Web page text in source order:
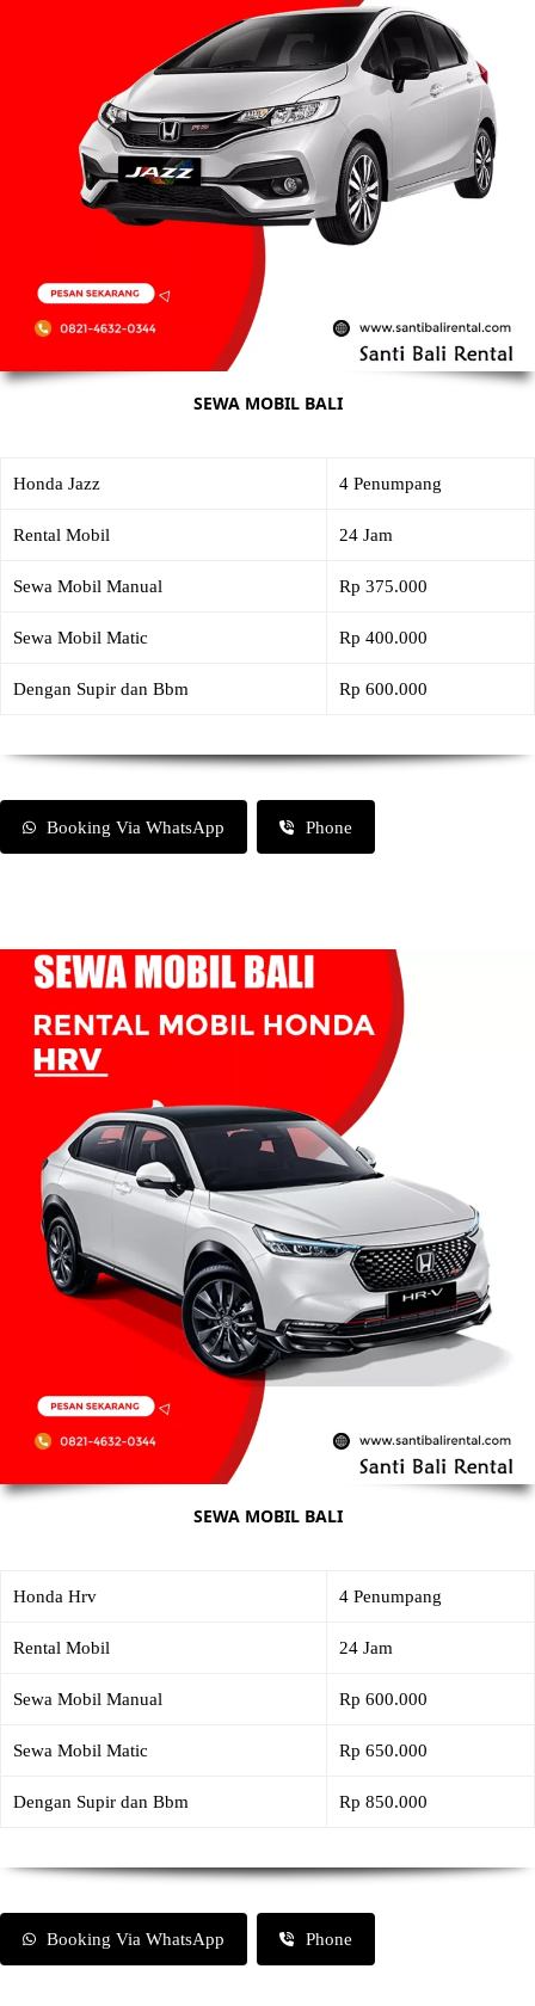
SEWA MOBIL BALI
Honda Jazz 4 Penumpang
Rental Mobil 24 Jam
Sewa Mobil Manual Rp 375.000
Sewa Mobil Matic Rp 400.000
Dengan Supir dan Bbm Rp 600.000
Booking Via WhatsApp Phone
SEWA MOBIL BALI
Honda Hrv 4 Penumpang
Rental Mobil 24 Jam
Sewa Mobil Manual Rp 600.000
Sewa Mobil Matic Rp 650.000
Dengan Supir dan Bbm Rp 850.000
Booking Via WhatsApp Phone